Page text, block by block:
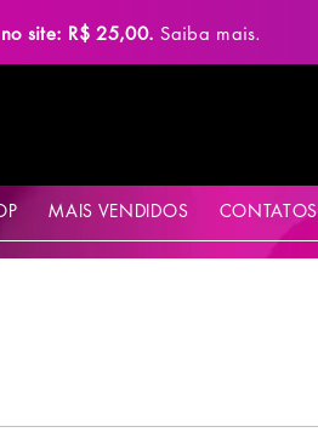
site: R$ 25,00.Saiba mais.
MAIS VENDIDOS CONTATOS